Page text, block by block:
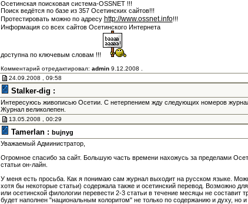
Осетинская поисковая система-OSSNET !!!
Поиск ведётся по базе из 357 Осетинских сайтов!!!
Протестировать можно по адресу http://www.ossnet.info!!!
Информация со всех сайтов Осетинского Интернета
доступна по ключевым словам !!!
Комментарий отредактировал: admin9.12.2008 .
24.09.2008 , 09:58
Stalker-dig :
Интересуюсь живописью Осетии. С нетерпением жду следующих номеров
Журнал великолепен.
13.05.2008 , 00:29
Tamerlan : bujnyg
Уважаемый Администратор,
Огромное спасибо за сайт. Большую часть времени нахожусь за пределами
статьи он-лайн.
У меня есть просьба. Как я понимаю сам журнал выходит на русском языке.
хотя бы некоторые статьи) содержала также и осетинский перевод. Возможно
или осетинской филологии перевести 2-3 статьи в течение месяцы не составит
будет наполнен "национальным колоритом" не только по содержанию и духу, но